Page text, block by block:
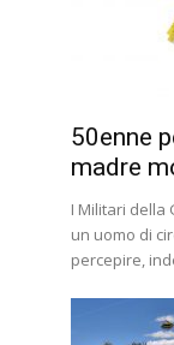
50enne
madre
I Militari della
un uomo di
percepire,